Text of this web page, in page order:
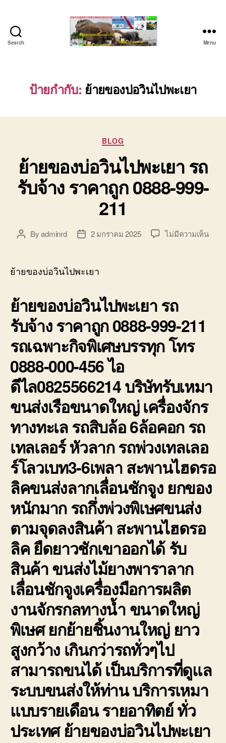
Search
เครื่องจักร
ระยอง
(บริษัท
พาณิชย์
บริการ
รถยก
รถ
รับจ้าง
ใน
เขต
บ่อ
วิน
Menu
ป้ายกำกับ: ย้ายของบ่อวินไปพะเยา
Categories
BLOG
ย้ายของบ่อวินไปพะเยา รถ
รับจ้าง ราคาถูก 0888-999-
211
PostByadminrd
Post2 มกราคม 2025 ไม่มีความเห็นบน
ย้ายของบ่อวินไปพะเยา
ย้ายของบ่อวินไปพะเยา รถ
รับจ้าง ราคาถูก 0888-999-211
รถเฉพาะกิจพิเศษบรรทุก โทร
0888-000-456 ไอ
ดีไล0825566214 บริษัทรับเหมา
ขนส่งเรือขนาดใหญ่ เครื่องจักร
ทางทะเล รถสิบล้อ 6ล้อคอก รถ
เทลเลอร์ หัวลาก รถพ่วงเทลเลอ
ร์โลวเบท3-6เพลา สะพานไฮดรอ
ลิคขนส่งลากเลื่อนชักจูง ยกของ
หนักมาก รถกึ่งพ่วงพิเษศขนส่ง
ตามจุดลงสินค้า สะพานไฮดรอ
ลิค ยืดยาวชักเขาออกได้ รับ
สินค้า ขนส่งไม้ยางพาราลาก
เลื่อนชักจูงเครื่องมือการผลิต
งานจักรกลทางน้ำ ขนาดใหญ่
พิเษศ ยกย้ายชิ้นงานใหญ่ ยาว
สูงกว้าง เกินกว่ารถทั่วๆไป
สามารถขนได้ เป็นบริการที่ดูแล
ระบบขนส่งให้ท่าน บริการเหมา
แบบรายเดือน รายอาทิตย์ ทั่ว
ประเทศ ย้ายของบ่อวินไปพะเยา